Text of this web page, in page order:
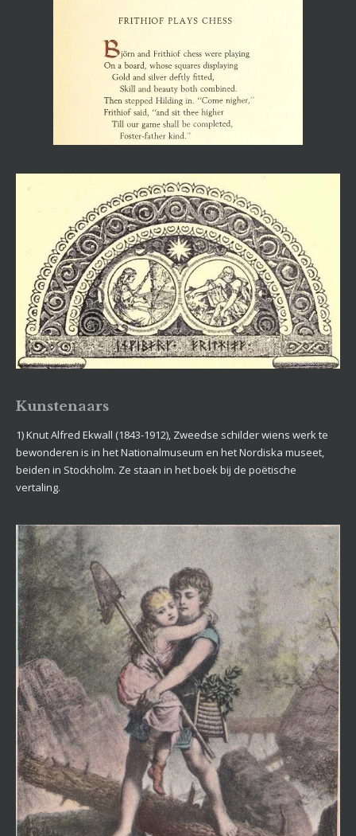
Kunstenaars
1) Knut Alfred Ekwall (1843-1912), Zweedse schilder wiens werk te
bewonderen is in het Nationalmuseum en het Nordiska museet,
beiden in Stockholm. Ze staan in het boek bij de poëtische
vertaling.